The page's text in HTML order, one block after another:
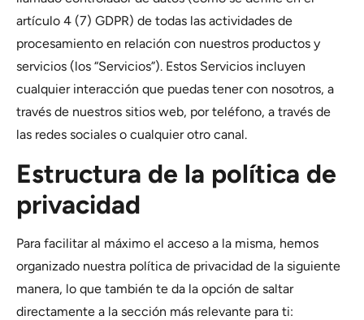
artículo 4 (7) GDPR) de todas las actividades de
procesamiento en relación con nuestros productos y
servicios (los “Servicios”). Estos Servicios incluyen
cualquier interacción que puedas tener con nosotros, a
través de nuestros sitios web, por teléfono, a través de
las redes sociales o cualquier otro canal.
Estructura de la política de
privacidad
Para facilitar al máximo el acceso a la misma, hemos
organizado nuestra política de privacidad de la siguiente
manera, lo que también te da la opción de saltar
directamente a la sección más relevante para ti: